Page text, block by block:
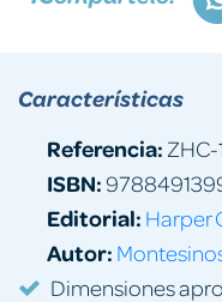
Características
Referencia:
ISBN:
Editorial: Harper
Autor:
Dimensiones